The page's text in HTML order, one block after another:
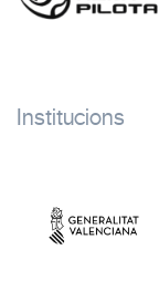
Institucions